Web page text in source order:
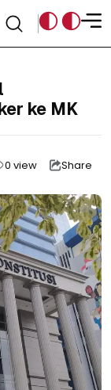
ke MK
0 view Share